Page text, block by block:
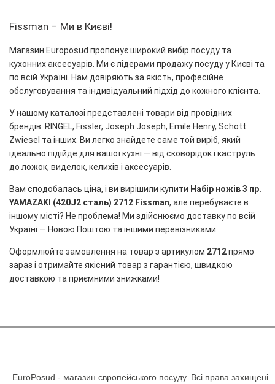
Fissman – Ми в Києві!
Магазин Europosud пропонує широкий вибір посуду та
кухонних аксесуарів. Ми є лідерами продажу посуду у Києві та
по всій Україні. Нам довіряють за якість, професійне
обслуговування та індивідуальний підхід до кожного клієнта.
У нашому каталозі представлені товари від провідних
брендів: RINGEL, Fissler, Joseph Joseph, Emile Henry, Schott
Zwiesel та інших. Ви легко знайдете саме той виріб, який
ідеально підійде для вашої кухні — від сковорідок і каструль
до ложок, виделок, келихів і аксесуарів.
Вам сподобалась ціна, і ви вирішили купити Набір ножів 3 пр.
YAMAZAKI (420J2 сталь) 2712 Fissman, але перебуваєте в
іншому місті? Не проблема! Ми здійснюємо доставку по всій
Україні — Новою Поштою та іншими перевізниками.
Оформлюйте замовлення на товар з артикулом 2712прямо
зараз і отримайте якісний товар з гарантією, швидкою
доставкою та приємними знижками!
EuroPosud - магазин європейського посуду. Всі права захищені.